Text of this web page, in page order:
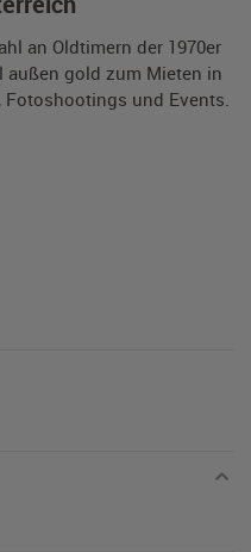
an Oldtimern der 1970er
außen gold zum Mieten in
und Events.